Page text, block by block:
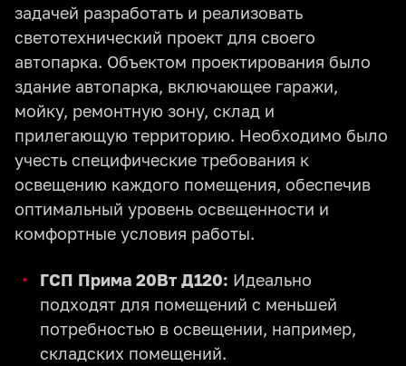
задачей разработать и реализовать
светотехнический проект для своего
автопарка. Объектом проектирования было
здание автопарка, включающее гаражи,
мойку, ремонтную зону, склад и
прилегающую территорию. Необходимо было
учесть специфические требования к
освещению каждого помещения, обеспечив
оптимальный уровень освещенности и
комфортные условия работы.
ГСП Прима 20Вт Д120: Идеально
подходят для помещений с меньшей
потребностью в освещении, например,
складских помещений.